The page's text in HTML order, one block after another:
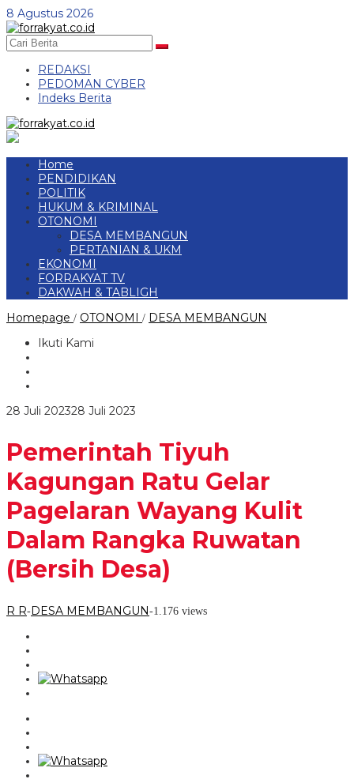
Skip
to
content
8 Agustus 2026
REDAKSI
PEDOMAN CYBER
Indeks Berita
Home
PENDIDIKAN
POLITIK
HUKUM & KRIMINAL
OTONOMI
DESA MEMBANGUN
PERTANIAN & UKM
EKONOMI
FORRAKYAT TV
DAKWAH & TABLIGH
Homepage / OTONOMI / DESA MEMBANGUN
Ikuti Kami
28 Juli 202328 Juli 2023
Pemerintah Tiyuh
Kagungan Ratu Gelar
Pagelaran Wayang Kulit
Dalam Rangka Ruwatan
(Bersih Desa)
R R-DESA MEMBANGUN-1.176 views